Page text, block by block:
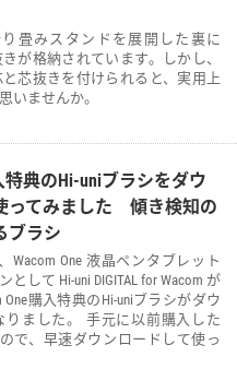
り畳みスタンドを展開した裏に
が格納されています。しかし、
芯抜きを付けられると、実用上
いませんか。
特典のHi-uniブラシをダウ
ってみました 傾き検知の
ブラシ
Wacom One 液晶ペンタブレット
として Hi-uni DIGITAL for Wacom が
購入特典のHi-uniブラシがダウ
りました。 手元に以前購入した
ので、早速ダウンロードして使っ